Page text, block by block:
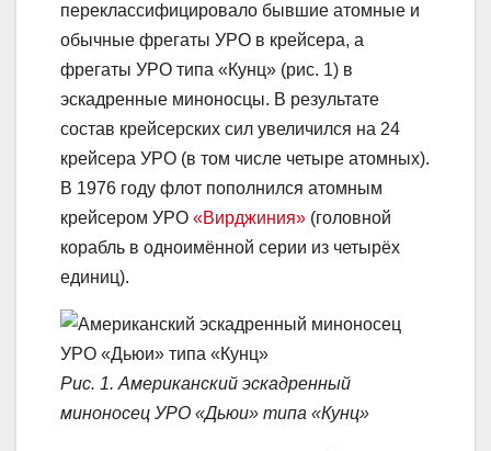
переклассифицировало бывшие атомные и
обычные фрегаты УРО в крейсера, а
фрегаты УРО типа «Кунц» (рис. 1) в
эскадренные миноносцы. В результате
состав крейсерских сил увеличился на 24
крейсера УРО (в том числе четыре атомных).
В 1976 году флот пополнился атомным
крейсером УРО «Вирджиния» (головной
корабль в одноимённой серии из четырёх
единиц).
Рис. 1. Американский эскадренный
миноносец УРО «Дьюи» типа «Кунц»